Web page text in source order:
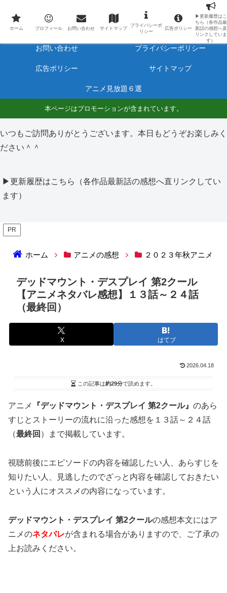
最新アニメのあらすじと感想をネタバレ有りで毎日更新しています。
ホーム プロフィール
お問い合わせ プライバシーポリシー
広告ポリシー サイトマップ
アニメ見放題６選
本ページはプロモーションが含まれています。
いつもご訪問ありがとうございます。本日もどうぞお楽しみく
ださい＾＾
▶更新履歴はこちら（各作品最新話の感想へ直リンクしてい
ます）
PR
ホーム アニメの感想 ２０２３年秋アニメ
デッドマウント・デスプレイ 第2クール
【アニメネタバレ感想】１３話～２４話
（最終回）
X はてブ
2026.04.18
この記事は約29分で読めます。
アニメ 『デッドマウント・デスプレイ 第2クール』 のあら
すじとストーリーの流れに沿った感想を１３話～２４話
（最終回 ）まで掲載しています。
視聴前後にエピソードの内容を確認したい人、あらすじを
知りたい人、見逃したのでざっと内容を確認しておきたい
という人にオススメの内容になっています。
デッドマウント・デスプレイ 第2クールの感想本文にはア
ニメのネタバレが含まれる場合がありますので、ご了承の
上お読みください。
ホーム プロフィール お問い合わせ サイトマップ
プライバシーポ
リシー
広告ポリシー
▶更新履歴はこ
ちら（各作品最
新話の感想へ直
リンクしていま
す）